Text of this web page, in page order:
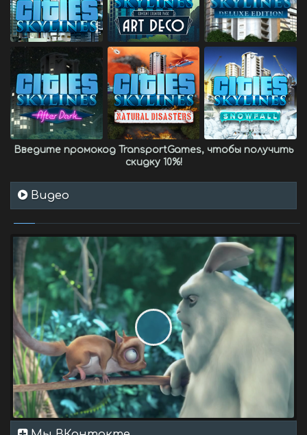
Введите промокод TransportGames, чтобы получить
скидку 10%!
Видео